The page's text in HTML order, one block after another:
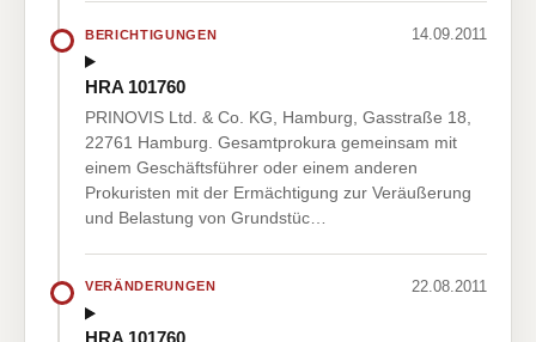
BERICHTIGUNGEN 14.09.2011
HRA 101760
PRINOVIS Ltd. & Co. KG, Hamburg, Gasstraße 18,
22761 Hamburg. Gesamtprokura gemeinsam mit
einem Geschäftsführer oder einem anderen
Prokuristen mit der Ermächtigung zur Veräußerung
und Belastung von Grundstüc…
VERÄNDERUNGEN 22.08.2011